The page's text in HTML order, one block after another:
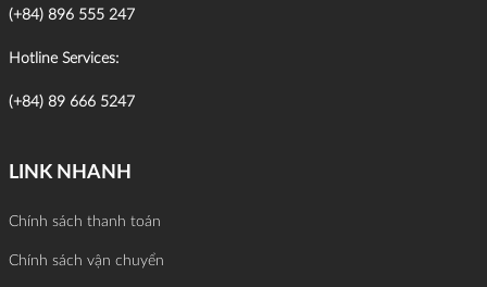
(+84) 896 555 247
Hotline Services:
(+84) 89 666 5247
LINK NHANH
Chính sách thanh toán
Chính sách vận chuyển